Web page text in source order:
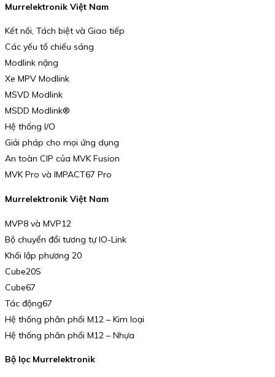
Murrelektronik Việt Nam
Kết nối, Tách biệt và Giao tiếp
Các yếu tố chiếu sáng
Modlink nặng
Xe MPV Modlink
MSVD Modlink
MSDD Modlink®
Hệ thống I/O
Giải pháp cho mọi ứng dụng
An toàn CIP của MVK Fusion
MVK Pro và IMPACT67 Pro
Murrelektronik Việt Nam
MVP8 và MVP12
Bộ chuyển đổi tương tự IO-Link
Khối lập phương 20
Cube20S
Cube67
Tác động67
Hệ thống phân phối M12 – Kim loại
Hệ thống phân phối M12 – Nhựa
Bộ lọc Murrelektronik